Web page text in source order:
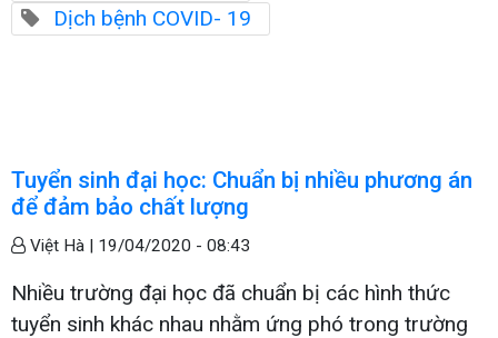
Dịch bệnh COVID- 19
Tuyển sinh đại học: Chuẩn bị nhiều phương án
để đảm bảo chất lượng
Việt Hà | 19/04/2020 - 08:43
Nhiều trường đại học đã chuẩn bị các hình thức
tuyển sinh khác nhau nhằm ứng phó trong trường